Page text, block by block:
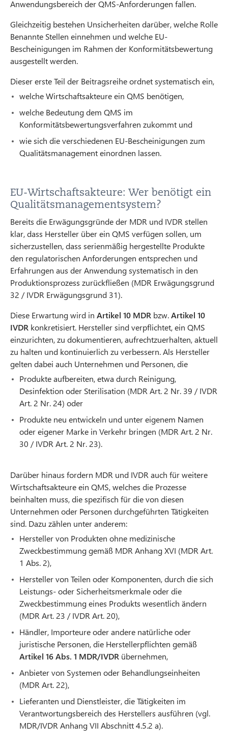
Anwendungsbereich der QMS-Anforderungen fallen.
Gleichzeitig bestehen Unsicherheiten darüber, welche Rolle
Benannte Stellen einnehmen und welche EU-
Bescheinigungen im Rahmen der Konformitätsbewertung
ausgestellt werden.
Dieser erste Teil der Beitragsreihe ordnet systematisch ein,
welche Wirtschaftsakteure ein QMS benötigen,
welche Bedeutung dem QMS im
Konformitätsbewertungsverfahren zukommt und
wie sich die verschiedenen EU-Bescheinigungen zum
Qualitätsmanagement einordnen lassen.
EU-Wirtschaftsakteure: Wer benötigt ein
Qualitätsmanagementsystem?
Bereits die Erwägungsgründe der MDR und IVDR stellen
klar, dass Hersteller über ein QMS verfügen sollen, um
sicherzustellen, dass serienmäßig hergestellte Produkte
den regulatorischen Anforderungen entsprechen und
Erfahrungen aus der Anwendung systematisch in den
Produktionsprozess zurückfließen (MDR Erwägungsgrund
32 / IVDR Erwägungsgrund 31).
Diese Erwartung wird in Artikel 10 MDR bzw.Artikel 10
IVDR konkretisiert. Hersteller sind verpflichtet, ein QMS
einzurichten, zu dokumentieren, aufrechtzuerhalten, aktuell
zu halten und kontinuierlich zu verbessern. Als Hersteller
gelten dabei auch Unternehmen und Personen, die
Produkte aufbereiten, etwa durch Reinigung,
Desinfektion oder Sterilisation (MDR Art. 2 Nr. 39 / IVDR
Art. 2 Nr. 24) oder
Produkte neu entwickeln und unter eigenem Namen
oder eigener Marke in Verkehr bringen (MDR Art. 2 Nr.
30 / IVDR Art. 2 Nr. 23).
Darüber hinaus fordern MDR und IVDR auch für weitere
Wirtschaftsakteure ein QMS, welches die Prozesse
beinhalten muss, die spezifisch für die von diesen
Unternehmen oder Personen durchgeführten Tätigkeiten
sind. Dazu zählen unter anderem:
Hersteller von Produkten ohne medizinische
Zweckbestimmung gemäß MDR Anhang XVI (MDR Art.
1 Abs. 2),
Hersteller von Teilen oder Komponenten, durch die sich
Leistungs- oder Sicherheitsmerkmale oder die
Zweckbestimmung eines Produkts wesentlich ändern
(MDR Art. 23 / IVDR Art. 20),
Händler, Importeure oder andere natürliche oder
juristische Personen, die Herstellerpflichten gemäß
Artikel 16 Abs. 1 MDR/IVDR übernehmen,
Anbieter von Systemen oder Behandlungseinheiten
(MDR Art. 22),
Lieferanten und Dienstleister, die Tätigkeiten im
Verantwortungsbereich des Herstellers ausführen (vgl.
MDR/IVDR Anhang VII Abschnitt 4.5.2 a).